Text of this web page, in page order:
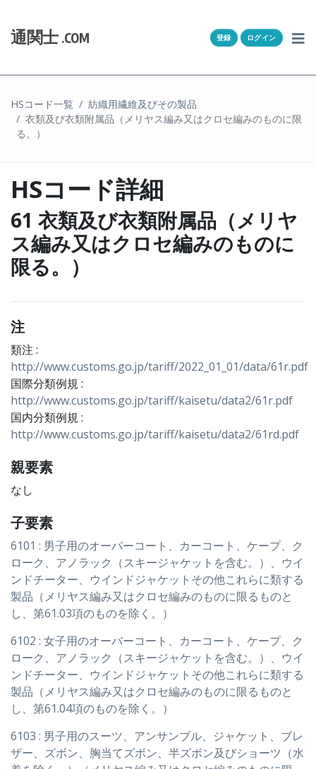
通関士 .COM 登録 ログイン
HSコード一覧
紡織用繊維及びその製品
衣類及び衣類附属品（メリヤス編み又はクロセ編みのものに限
る。）
HSコード詳細
61 衣類及び衣類附属品（メリヤ
ス編み又はクロセ編みのものに
限る。）
注
類注 :
http://www.customs.go.jp/tariff/2022_01_01/data/61r.pdf
国際分類例規 :
http://www.customs.go.jp/tariff/kaisetu/data2/61r.pdf
国内分類例規 :
http://www.customs.go.jp/tariff/kaisetu/data2/61rd.pdf
親要素
なし
子要素
6101 : 男子用のオーバーコート、カーコート、ケープ、ク
ローク、アノラック（スキージャケットを含む。）、ウイ
ンドチーター、ウインドジャケットその他これらに類する
製品（メリヤス編み又はクロセ編みのものに限るものと
し、第61.03項のものを除く。）
6102 : 女子用のオーバーコート、カーコート、ケープ、ク
ローク、アノラック（スキージャケットを含む。）、ウイ
ンドチーター、ウインドジャケットその他これらに類する
製品（メリヤス編み又はクロセ編みのものに限るものと
し、第61.04項のものを除く。）
6103 : 男子用のスーツ、アンサンブル、ジャケット、ブレ
ザー、ズボン、胸当てズボン、半ズボン及びショーツ（水
通関Ｑ＆Ａ
HSコード
ユーザー登録